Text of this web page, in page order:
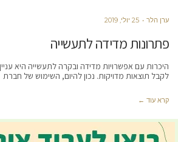
ערן הלר 25 יולי, 2019
פתרונות מדידה לתעשייה
היכרות עם אפשרויות מדידה ובקרה לתעשייה היא
לקבל תוצאות מדויקות. נכון להיום, השימוש של חברת
קרא עוד ←